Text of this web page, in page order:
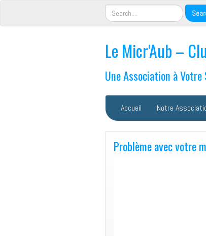
Le Micr'Aub –
Une Association à Votre
Accueil Notre
Problème avec votre